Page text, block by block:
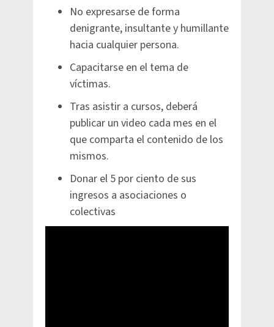
No expresarse de forma
denigrante, insultante y humillante
hacia cualquier persona.
Capacitarse en el tema de
víctimas.
Tras asistir a cursos, deberá
publicar un video cada mes en el
que comparta el contenido de los
mismos.
Donar el 5 por ciento de sus
ingresos a asociaciones o
colectivas​